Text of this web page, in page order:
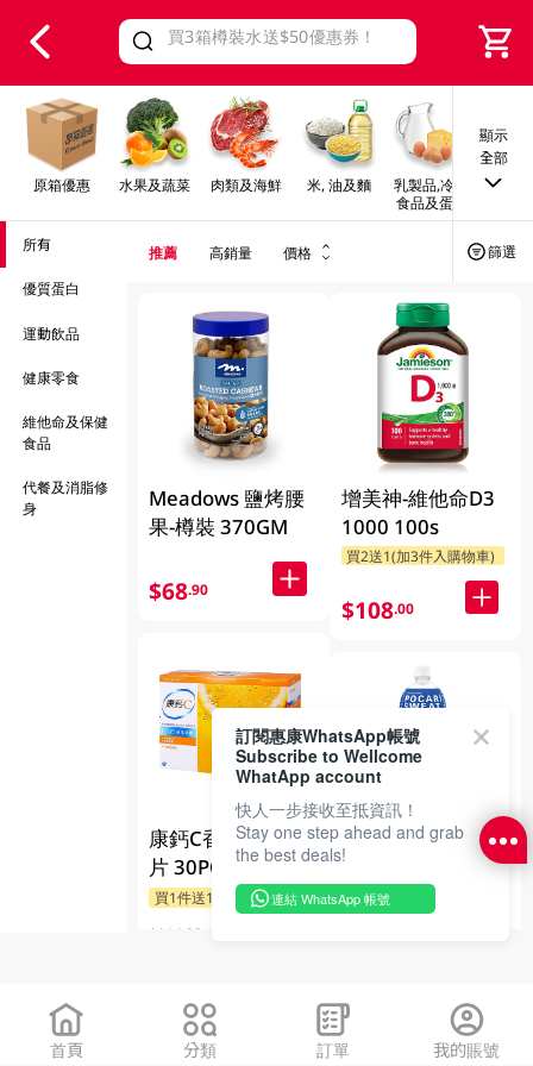
Valid Until 30 June 2026
原箱優惠 水果及蔬菜 肉類及海鮮 米, 油及麵
乳製品,冷凍
食品及蛋類
早餐
顯示
全部
所有
優質蛋白
運動飲品
健康零食
維他命及保健
食品
代餐及消脂修
身
推薦 高銷量 價格 篩選
Meadows 鹽烤腰
果-樽裝 370GM
$68.90
康鈣C香橙味水溶
片 30PC
買1件送1件贈品
$114.00
增美神-維他命D3
1000 100s
$108.00
寶礦力水特電解質
補充飲料 1.5LT
首頁 分類 訂單 我的賬號
訂閱惠康WhatsApp帳號
Subscribe to Wellcome
WhatApp account
快人一步接收至抵資訊！
Stay one step ahead and grab
the best deals!
連結 WhatsApp 帳號